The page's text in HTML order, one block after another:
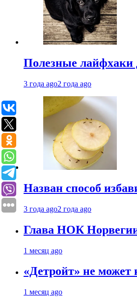
Полезные лайфхаки
3 года ago2 года ago
Назван способ
3 года ago2 года ago
Глава НОК
1 месяц ago
«Детройт» не
1 месяц ago